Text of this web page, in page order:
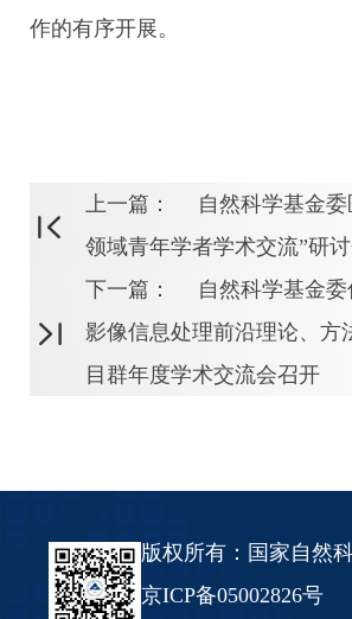
作的有序开展。
上一篇：
自然科学基金
领域青年学者学术交流”研
下一篇：
自然科学基金
影像信息处理前沿理论、方
目群年度学术交流会召开
版权所有：国家自然
京ICP备05002826号